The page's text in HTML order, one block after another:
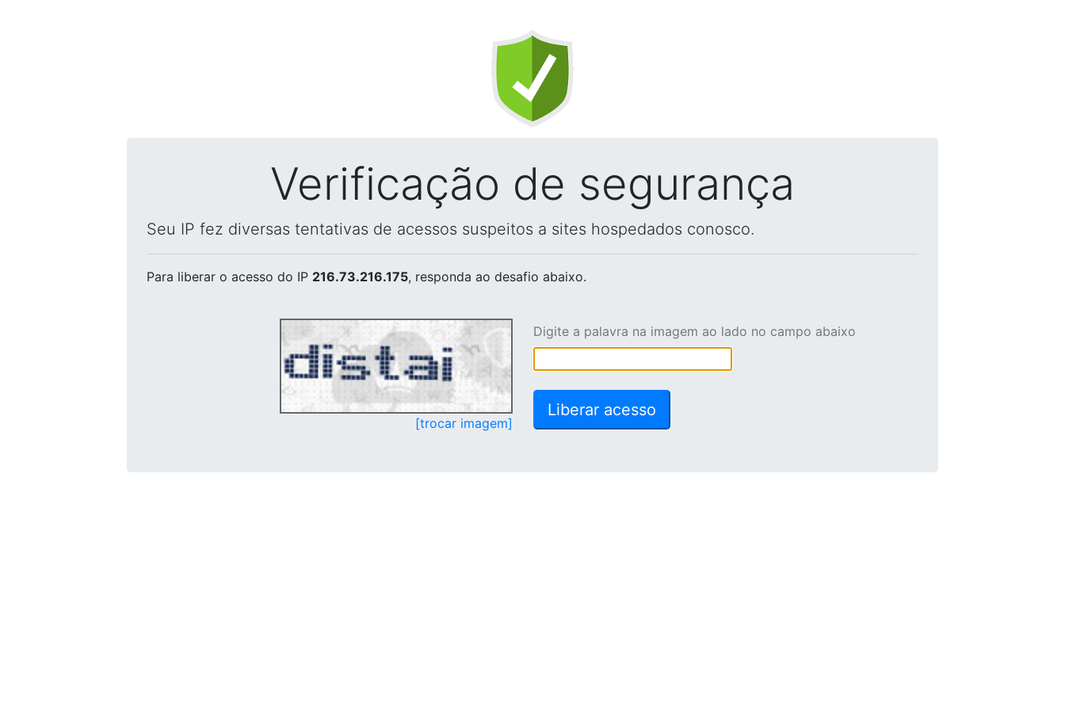
Verificação de segurança
Seu IP fez diversas tentativas de acessos suspeitos a sites hospedados conosco.
Para liberar o acesso do IP 216.73.216.175, responda ao desafio abaixo.
[trocar imagem]
Digite a palavra na imagem ao lado no campo abaixo